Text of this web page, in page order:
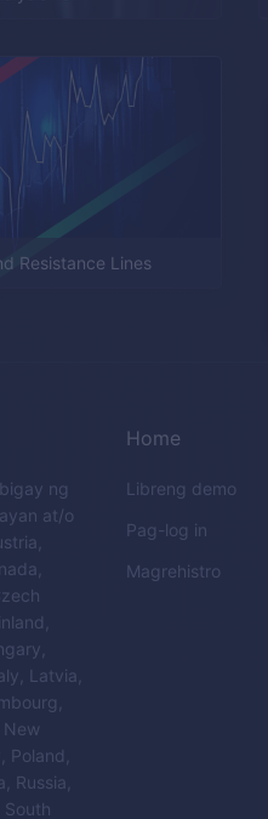
Resistance Lines
ng
at/o
Latvia,
Poland,
Russia,
South
Home
Libreng demo
Pag-log in
Magrehistro